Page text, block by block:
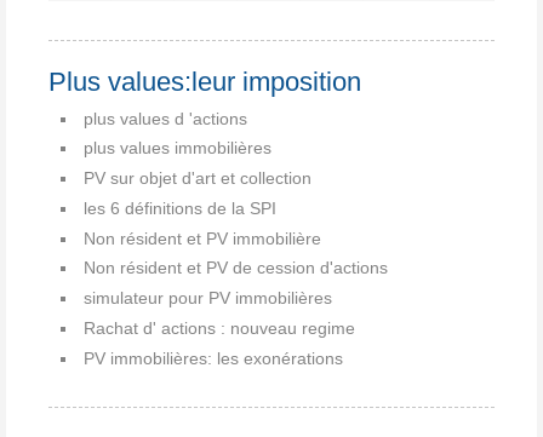
Plus values:leur imposition
plus values d 'actions
plus values immobilières
PV sur objet d'art et collection
les 6 définitions de la SPI
Non résident et PV immobilière
Non résident et PV de cession d'actions
simulateur pour PV immobilières
Rachat d' actions : nouveau regime
PV immobilières: les exonérations